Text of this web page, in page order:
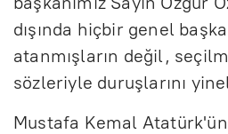
dışında hiçbir genel
atanmışların değil,
sözleriyle duruşlarını
Mustafa Kemal